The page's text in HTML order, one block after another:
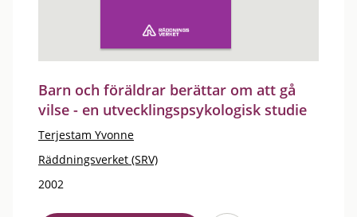
Barn och föräldrar berättar om att gå
vilse - en utvecklingspsykologisk studie
Terjestam Yvonne
Räddningsverket (SRV)
2002